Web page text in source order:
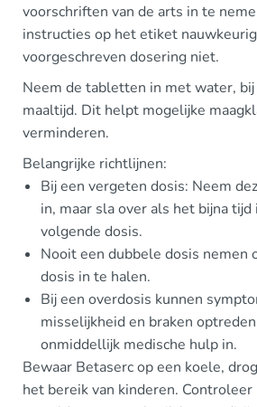
voorschriften van de arts in te
instructies op het etiket
voorgeschreven dosering niet.
Neem de tabletten in met water, bij
maaltijd. Dit helpt mogelijke
verminderen.
Belangrijke richtlijnen:
Bij een vergeten dosis: Neem
in, maar sla over als het bijna tijd
volgende dosis.
Nooit een dubbele dosis nemen
dosis in te halen.
Bij een overdosis kunnen
misselijkheid en braken
onmiddellijk medische hulp in.
Bewaar Betaserc op een koele,
het bereik van kinderen.